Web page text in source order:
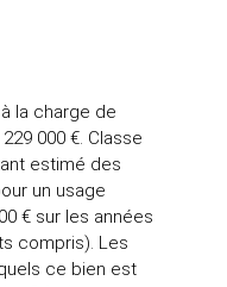
la charge de
000 €. Classe
estimé des
un usage
€ sur les années
compris). Les
ce bien est